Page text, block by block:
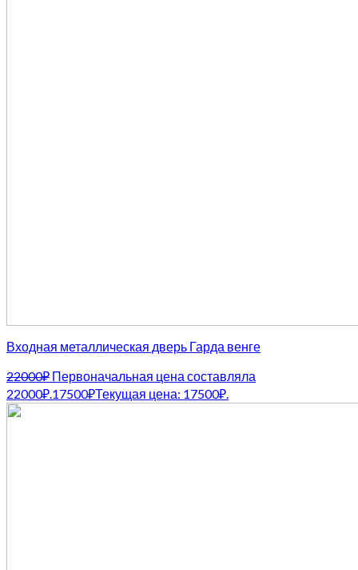
Входная металлическая дверь Гарда венге
22000₽ Первоначальная цена составляла
22000₽.17500₽Текущая цена: 17500₽.